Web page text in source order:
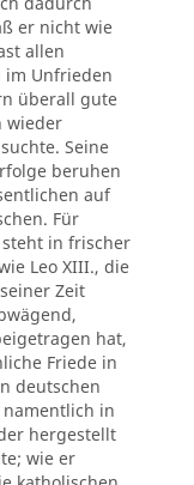
er nicht wie
allen
im Unfrieden
überall gute
wieder
Seine
beruhen
auf
Für
in frischer
Leo XIII., die
Zeit
hat,
Friede in
deutschen
in
hergestellt
wie er